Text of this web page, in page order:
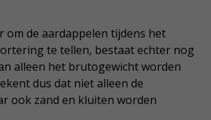
om de aardappelen tijdens het
te tellen, bestaat echter nog
alleen het brutogewicht worden
dus dat niet alleen de
ook zand en kluiten worden